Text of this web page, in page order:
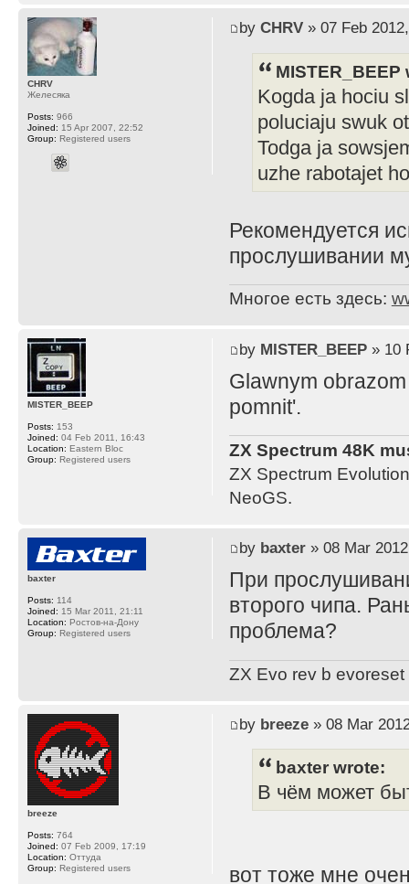
by CHRV» 07 Feb
MISTER_BEEP
Kogda ja hociu
poluciaju swuk
Todga ja
uzhe rabotajet
Рекомендуется
прослушивании
Многое есть здесь:
CHRV
Желесяка
Posts: 966
Joined: 15 Apr 2007, 22:52
Group: Registered users
by MISTER_BEEP» 10
Glawnym
pomnit'.
ZX Spectrum 48K
ZX Spectrum
NeoGS.
MISTER_BEEP
Posts: 153
Joined: 04 Feb 2011, 16:43
Location: Eastern Bloc
Group: Registered users
by baxter» 08 Mar
При
второго чипа.
проблема?
ZX Evo rev b evoreset
baxter
Posts: 114
Joined: 15 Mar 2011, 21:11
Location: Ростов-на-Дону
Group: Registered users
by breeze» 08 Mar
baxter wrote:
В чём может
вот тоже мне
breeze
Posts: 764
Joined: 07 Feb 2009, 17:19
Location: Оттуда
Group: Registered users